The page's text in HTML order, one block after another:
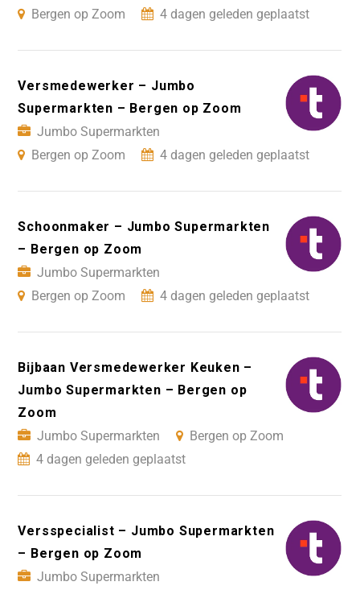
Bergen op Zoom
4 dagen geleden geplaatst
Versmedewerker – Jumbo
Supermarkten – Bergen op Zoom
Jumbo Supermarkten
Bergen op Zoom
4 dagen geleden geplaatst
Schoonmaker – Jumbo Supermarkten
– Bergen op Zoom
Jumbo Supermarkten
Bergen op Zoom
4 dagen geleden geplaatst
Bijbaan Versmedewerker Keuken –
Jumbo Supermarkten – Bergen op
Zoom
Jumbo Supermarkten
Bergen op Zoom
4 dagen geleden geplaatst
Versspecialist – Jumbo Supermarkten
– Bergen op Zoom
Jumbo Supermarkten